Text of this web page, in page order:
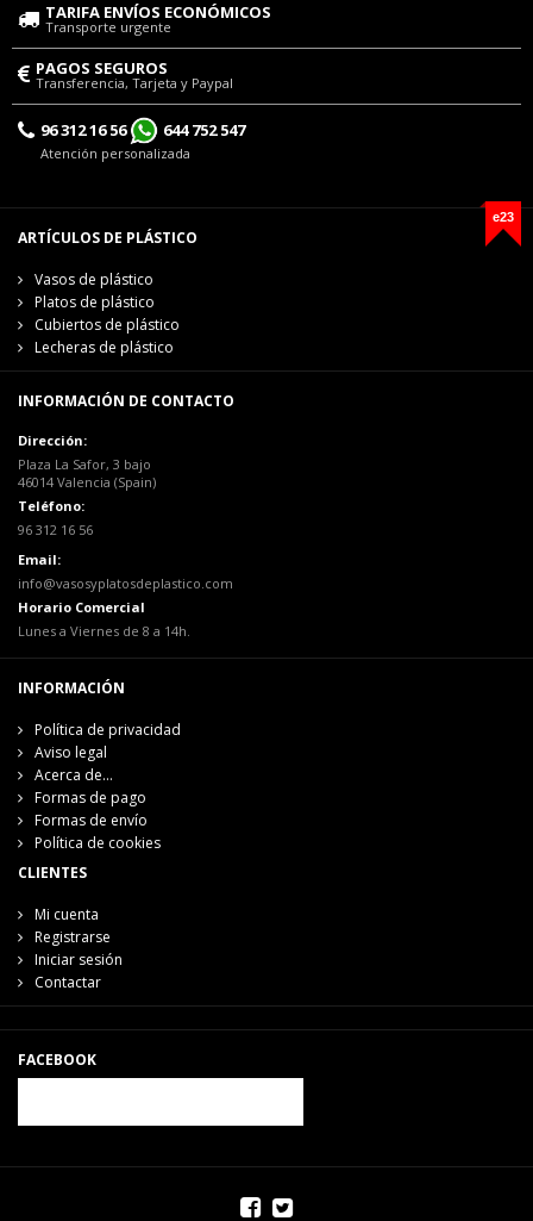
TARIFA ENVÍOS ECONÓMICOS
Transporte urgente
PAGOS SEGUROS
Transferencia, Tarjeta y Paypal
96 312 16 56 644 752 547
Atención personalizada
e23
ARTÍCULOS DE PLÁSTICO
Vasos de plástico
Platos de plástico
Cubiertos de plástico
Lecheras de plástico
INFORMACIÓN DE CONTACTO
Dirección:
Plaza La Safor, 3 bajo
46014 Valencia (Spain)
Teléfono:
96 312 16 56
Email:
info@vasosyplatosdeplastico.com
Horario Comercial
Lunes a Viernes de 8 a 14h.
INFORMACIÓN
Política de privacidad
Aviso legal
Acerca de...
Formas de pago
Formas de envío
Política de cookies
CLIENTES
Mi cuenta
Registrarse
Iniciar sesión
Contactar
FACEBOOK